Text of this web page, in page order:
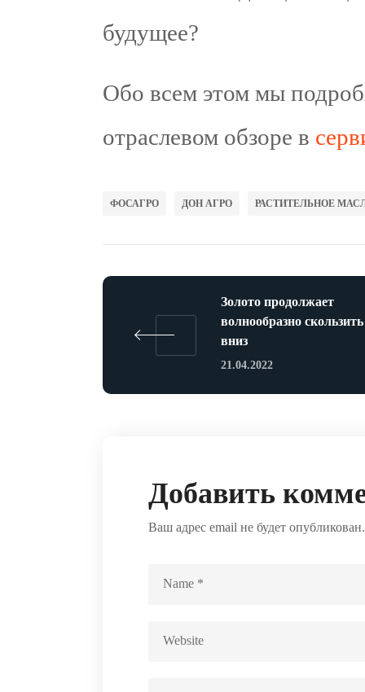
будущее?
Обо всем этом мы
отраслевом обзоре в
ФОСАГРО ДОН АГРО РАСТИТЕЛЬНОЕ
Золото продолжает
волнообразно скользить
вниз
21.04.2022
Добавить
Ваш адрес email не будет опубликован.